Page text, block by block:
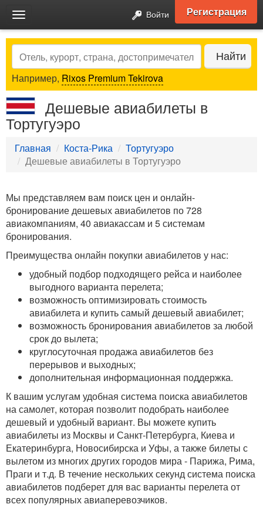
Toggle
navigation
Войти Регистрация
Search Найти
Например, Rixos Premium Tekirova
Дешевые авиабилеты в
Тортугуэро
Главная Коста-Рика
Тортугуэро
Дешевые авиабилеты в Тортугуэро
Мы представляем вам поиск цен и онлайн-
бронирование дешевых авиабилетов по 728
авиакомпаниям, 40 авиакассам и 5 системам
бронирования.
Преимущества онлайн покупки авиабилетов у нас:
удобный подбор подходящего рейса и наиболее
выгодного варианта перелета;
возможность оптимизировать стоимость
авиабилета и купить самый дешевый авиабилет;
возможность бронирования авиабилетов за любой
срок до вылета;
круглосуточная продажа авиабилетов без
перерывов и выходных;
дополнительная информационная поддержка.
К вашим услугам удобная система поиска авиабилетов
на самолет, которая позволит подобрать наиболее
дешевый и удобный вариант. Вы можете купить
авиабилеты из Москвы и Санкт-Петербурга, Киева и
Екатеринбурга, Новосибирска и Уфы, а также билеты с
вылетом из многих других городов мира - Парижа, Рима,
Праги и т.д. В течение нескольких секунд система поиска
авиабилетов подберет для вас варианты перелета от
всех популярных авиаперевозчиков.